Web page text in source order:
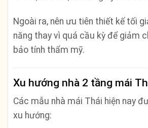
Ngoài ra, nên ưu tiên thiết kế tối
năng thay vì quá cầu kỳ để giảm
bảo tính thẩm mỹ.
Xu hướng nhà 2 tầng mái
Các mẫu nhà mái Thái hiện nay
xu hướng: